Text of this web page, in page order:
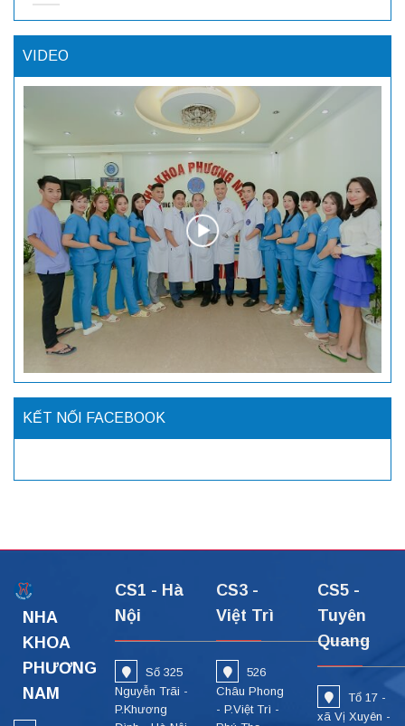
VIDEO
KẾT NỐI FACEBOOK
NHA
KHOA
PHƯƠNG
NAM
CS1 - Hà
Nội
Số 325
Nguyễn Trãi -
P.Khương
CS3 -
Việt Trì
526
Châu Phong
- P.Việt Trì -
CS5 -
Tuyên
Quang
Tổ 17 -
xã Vị Xuyên -